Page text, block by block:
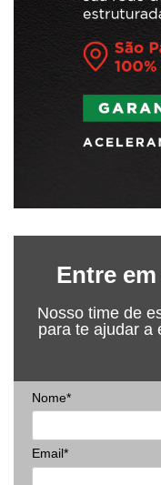
Entre
Nosso time de
para te ajudar a
Nome*
Email*